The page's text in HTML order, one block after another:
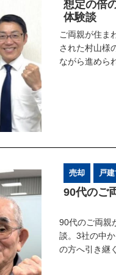
想定の倍
体験談
ご両親が住ま
された村山様
ながら進めら
売却 戸
9​0代のご
90代のご両親
談。3社の中
の方へ引き継